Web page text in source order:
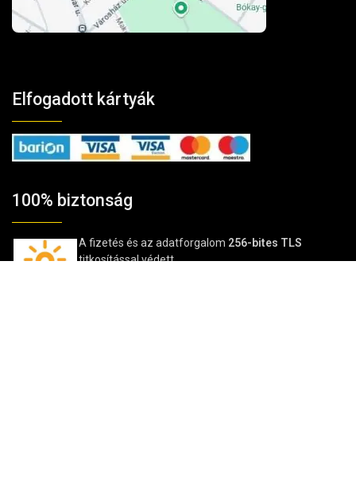
Elfogadott kártyák
100% biztonság
A fizetés és az adatforgalom 256-bites TLS
titkosítással védett.